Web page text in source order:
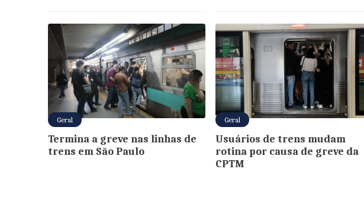
Geral
Termina a greve nas linhas de
trens em São Paulo
Geral
Usuários de trens mudam
rotina por causa de greve da
CPTM